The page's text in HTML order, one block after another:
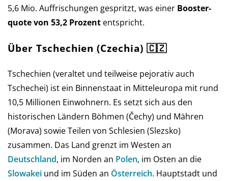
5,6 Mio. Auf­frischun­gen ge­spritzt, was einer Boos­ter­
quote von 53,2 Pro­zent ent­spricht.
Über Tschechien (Czechia) 🇨🇿
Tschechien (veraltet und teilweise pejorativ auch
Tschechei) ist ein Binnenstaat in Mitteleuropa mit rund
10,5 Millionen Einwohnern. Es setzt sich aus den
historischen Ländern Böhmen (Čechy) und Mähren
(Morava) sowie Teilen von Schlesien (Slezsko)
zusammen. Das Land grenzt im Westen an
Deutschland, im Norden an Polen, im Osten an die
Slowakei und im Süden an Österreich. Hauptstadt und